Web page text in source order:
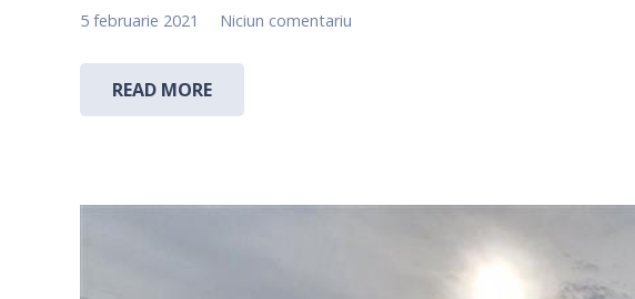
5 februarie 2021 Niciun comentariu
READ MORE